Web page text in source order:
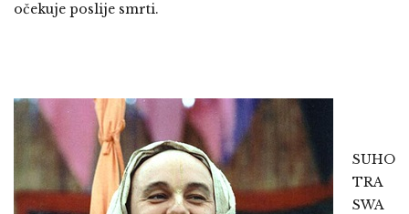
očekuje poslije smrti.
SUHO
TRA
SWA